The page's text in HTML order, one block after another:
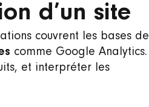
d’un site
couvrent les bases de
comme Google Analytics.
et interpréter les